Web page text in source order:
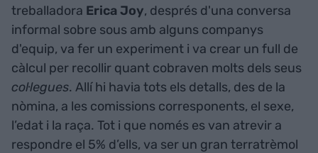
treballadora Erica Joy, després d'una conversa
informal sobre sous amb alguns companys
d'equip, va fer un experiment i va crear un full de
càlcul per recollir quant cobraven molts dels seus
col·legues. Allí hi havia tots els detalls, des de la
nòmina, a les comissions corresponents, el sexe,
l’edat i la raça. Tot i que només es van atrevir a
respondre el 5% d’ells, va ser un gran terratrèmol